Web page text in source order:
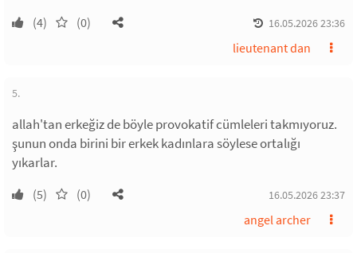
(4) (0) 16.05.2026 23:36
lieutenant dan
5.
allah'tan erkeğiz de böyle provokatif cümleleri takmıyoruz.
şunun onda birini bir erkek kadınlara söylese ortalığı
yıkarlar.
(5) (0) 16.05.2026 23:37
angel archer